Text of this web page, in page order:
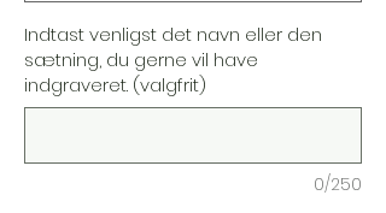
Indtast venligst det navn eller den
sætning, du gerne vil have
indgraveret. (valgfrit)
0/250